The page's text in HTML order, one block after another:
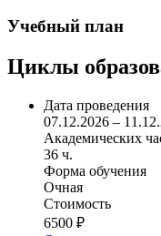
Учебный план
Циклы
Дата проведения
07.12.2026 –
Академических
36 ч.
Форма обучения
Очная
Стоимость
6500 ₽